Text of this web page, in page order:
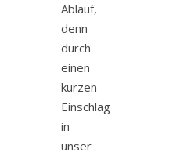
Ablauf,
denn
durch
einen
kurzen
Einschlag
in
unser